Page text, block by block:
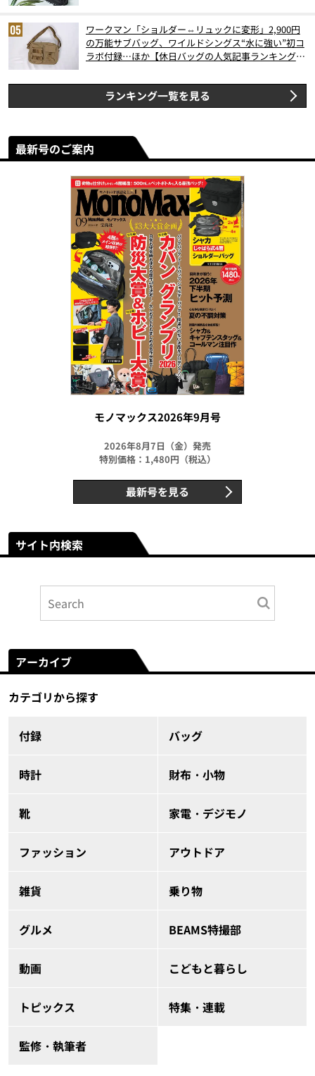
ワークマン「ショルダー⇔リュックに変形」2,900円
の万能サブバッグ、ワイルドシングス“水に強い”初コ
ラボ付録…ほか【休日バッグの人気記事ランキングベ
ランキング一覧を見る
最新号のご案内
モノマックス2026年9月号
2026年8月7日（金）発売
特別価格：1,480円（税込）
最新号を見る
サイト内検索
アーカイブ
カテゴリから探す
付録 バッグ
時計 財布・小物
靴 家電・デジモノ
ファッション アウトドア
雑貨 乗り物
グルメ BEAMS特撮部
動画 こどもと暮らし
トピックス 特集・連載
監修・執筆者